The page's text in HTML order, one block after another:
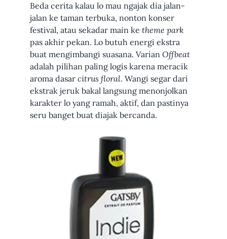
Beda cerita kalau lo mau ngajak dia jalan-
jalan ke taman terbuka, nonton konser
festival, atau sekadar main ke theme park
pas akhir pekan. Lo butuh energi ekstra
buat mengimbangi suasana. Varian Offbeat
adalah pilihan paling logis karena meracik
aroma dasar citrus floral. Wangi segar dari
ekstrak jeruk bakal langsung menonjolkan
karakter lo yang ramah, aktif, dan pastinya
seru banget buat diajak bercanda.